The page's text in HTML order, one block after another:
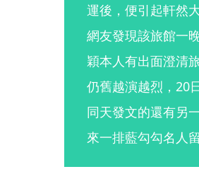
運後，便引起軒然
網友發現該旅館一
穎本人有出面澄清
仍舊越演越烈，20
同天發文的還有另
來一排藍勾勾名人